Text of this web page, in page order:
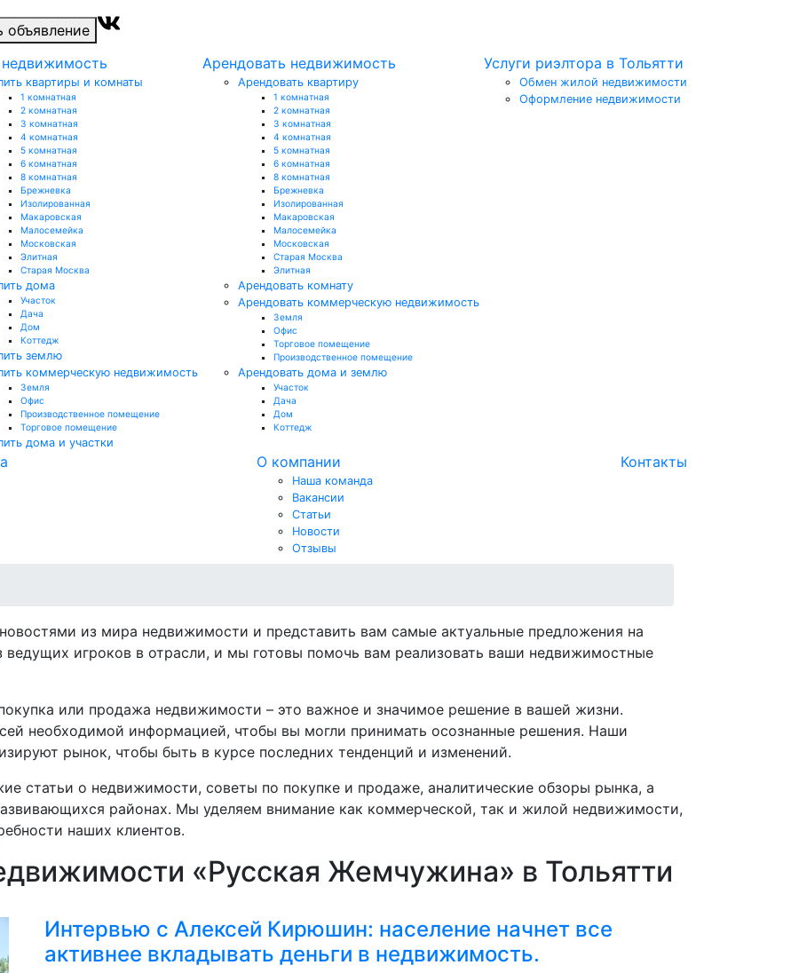
недвижимость
квартиры и комнаты
1 комнатная
2 комнатная
3 комнатная
4 комнатная
5 комнатная
6 комнатная
8 комнатная
Брежневка
Изолированная
Макаровская
Малосемейка
Московская
Элитная
Старая Москва
дома
Участок
Дача
Дом
Коттедж
землю
коммерческую недвижимость
Земля
Офис
Производственное помещение
Торговое помещение
дома и участки
Арендовать недвижимость
Арендовать квартиру
1 комнатная
2 комнатная
3 комнатная
4 комнатная
5 комнатная
6 комнатная
8 комнатная
Брежневка
Изолированная
Макаровская
Малосемейка
Московская
Старая Москва
Элитная
Арендовать комнату
Арендовать коммерческую недвижимость
Земля
Офис
Торговое помещение
Производственное помещение
Арендовать дома и землю
Участок
Дача
Дом
Коттедж
Услуги риэлтора в Тольятти
Обмен жилой недвижимости
Оформление недвижимости
О компании
Наша команда
Вакансии
Статьи
Новости
Отзывы
Контакты
объявление
из мира недвижимости и представить вам самые актуальные предложения на
игроков в отрасли, и мы готовы помочь вам реализовать ваши недвижимостные
или продажа недвижимости – это важное и значимое решение в вашей жизни.
необходимой информацией, чтобы вы могли принимать осознанные решения. Наши
рынок, чтобы быть в курсе последних тенденций и изменений.
статьи о недвижимости, советы по покупке и продаже, аналитические обзоры рынка, а
районах. Мы уделяем внимание как коммерческой, так и жилой недвижимости,
наших клиентов.
«Русская Жемчужина» в Тольятти
Интервью с Алексей Кирюшин: население начнет все
активнее вкладывать деньги в недвижимость.